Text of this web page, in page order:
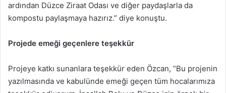
ardından Düzce Ziraat Odası ve diğer paydaşlarla da
kompostu paylaşmaya hazırız.” diye konuştu.
Projede emeği geçenlere teşekkür
Projeye katkı sunanlara teşekkür eden Özcan, “Bu projenin
yazılmasında ve kabulünde emeği geçen tüm hocalarımıza